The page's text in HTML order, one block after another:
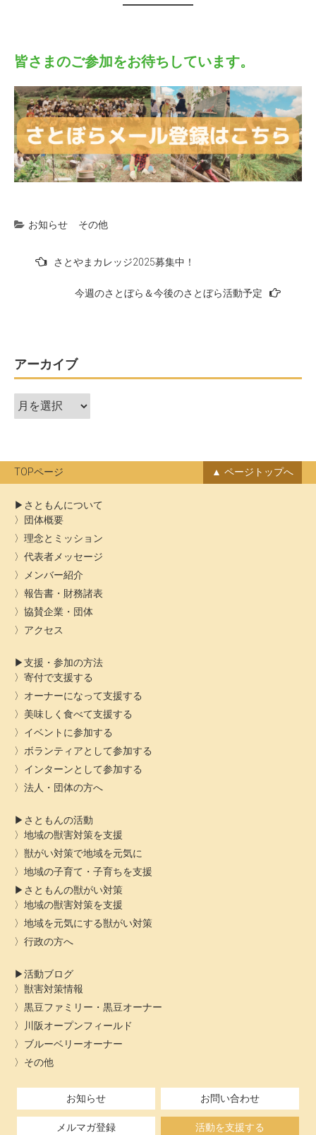
皆さまのご参加をお待ちしています。
お知らせ その他
ー
シ
ョ
さとやまカレッジ2025募集中！
今週のさとぼら＆今後のさとぼら活動予定
アーカイブ
ア
ー
ブ
TOPページ ページトップへ
さともんについて
団体概要
理念とミッション
代表者メッセージ
メンバー紹介
報告書・財務諸表
協賛企業・団体
アクセス
支援・参加の方法
寄付で支援する
オーナーになって支援する
美味しく食べて支援する
イベントに参加する
ボランティアとして参加する
インターンとして参加する
法人・団体の方へ
さともんの活動
地域の獣害対策を支援
獣がい対策で地域を元気に
地域の子育て・子育ちを支援
さともんの獣がい対策
地域の獣害対策を支援
地域を元気にする獣がい対策
行政の方へ
活動ブログ
獣害対策情報
黒豆ファミリー・黒豆オーナー
川阪オープンフィールド
ブルーベリーオーナー
その他
お知らせ お問い合わせ
メルマガ登録 活動を支援する